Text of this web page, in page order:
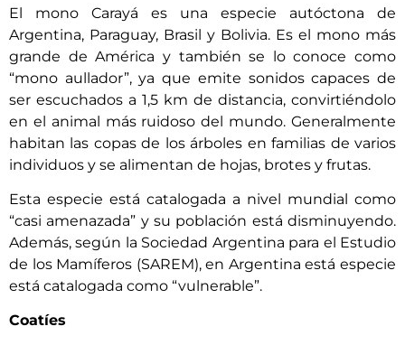
El mono Carayá es una especie autóctona de
Argentina, Paraguay, Brasil y Bolivia. Es el mono más
grande de América y también se lo conoce como
“mono aullador”, ya que emite sonidos capaces de
ser escuchados a 1,5 km de distancia, convirtiéndolo
en el animal más ruidoso del mundo. Generalmente
habitan las copas de los árboles en familias de varios
individuos y se alimentan de hojas, brotes y frutas.
Esta especie está catalogada a nivel mundial como
“casi amenazada” y su población está disminuyendo.
Además, según la Sociedad Argentina para el Estudio
de los Mamíferos (SAREM), en Argentina está especie
está catalogada como “vulnerable”.
Coatíes